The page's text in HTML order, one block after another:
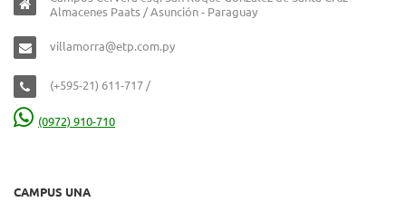
Almacenes Paats / Asunción - Paraguay
villamorra@etp.com.py
(+595-21) 611-717 /
(0972) 910-710
CAMPUS UNA